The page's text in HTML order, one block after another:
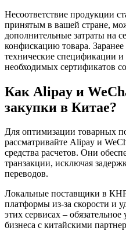
Несоответствие продукции
принятым в вашей стране,
дополнительные затраты на
конфискацию товара. Заранее
технические спецификации и
необходимых сертификатов
Как Alipay и
закупки в Китае?
Для оптимизации товарных
рассматривайте Alipay и
средства расчетов. Они
транзакции, исключая
переводов.
Локальные поставщики в
платформы из-за скорости и
этих сервисах –
бизнеса с китайскими